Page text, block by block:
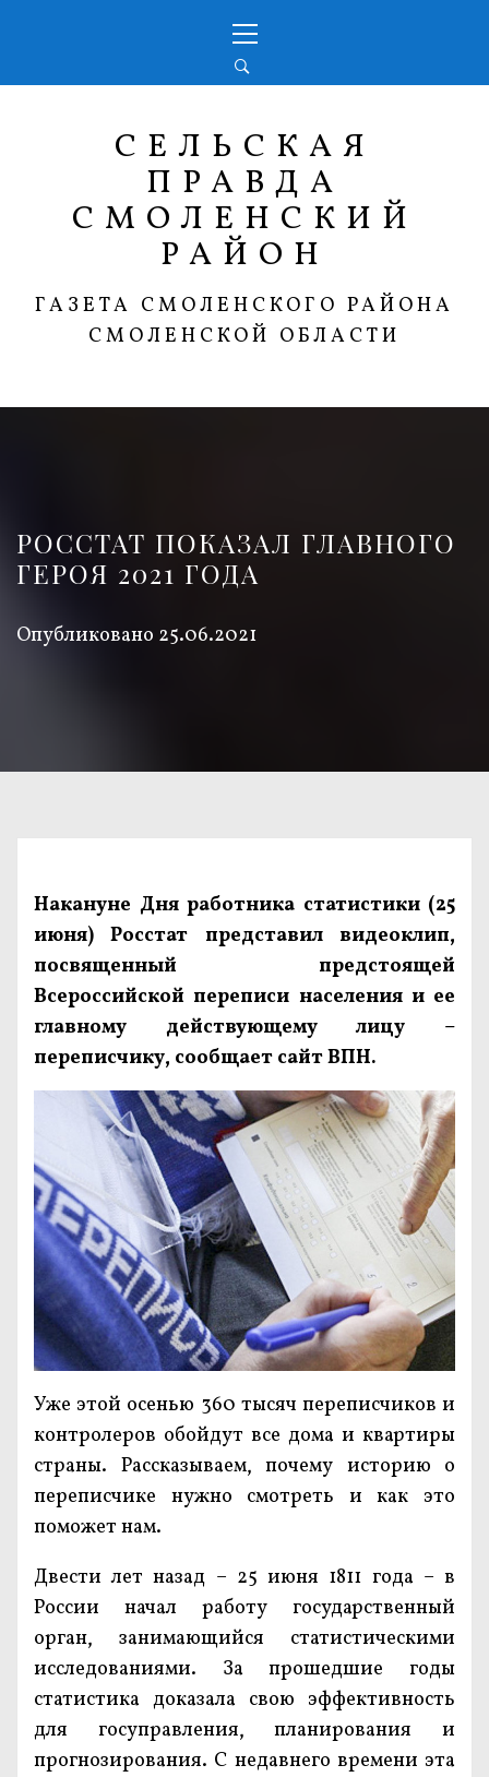
меню
СЕЛЬСКАЯ
ПРАВДА
СМОЛЕНСКИЙ
РАЙОН
ГАЗЕТА СМОЛЕНСКОГО РАЙОНА
СМОЛЕНСКОЙ ОБЛАСТИ
РОССТАТ ПОКАЗАЛ ГЛАВНОГО
ГЕРОЯ 2021 ГОДА
Опубликовано 25.06.2021
Накануне Дня работника статистики (25
июня) Росстат представил видеоклип,
посвященный предстоящей
Всероссийской переписи населения и ее
главному действующему лицу –
переписчику, сообщает сайт ВПН.
Уже этой осенью 360 тысяч переписчиков и
контролеров обойдут все дома и квартиры
страны. Рассказываем, почему историю о
переписчике нужно смотреть и как это
поможет нам.
Двести лет назад – 25 июня 1811 года – в
России начал работу государственный
орган, занимающийся статистическими
исследованиями. За прошедшие годы
статистика доказала свою эффективность
для госуправления, планирования и
прогнозирования. С недавнего времени эта